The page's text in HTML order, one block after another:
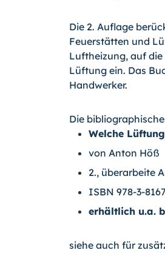
Die 2. Auflage
Feuerstätten und
Luftheizung, auf
Lüftung ein. Das
Handwerker.
Die
Welche
von Anton Höß
2., überarbeite
ISBN 978-3-
erhältlich u.a.
siehe auch für